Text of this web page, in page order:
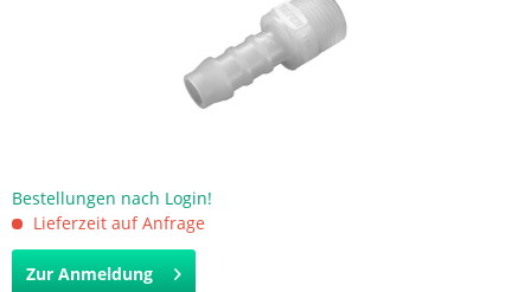
Bestellungen nach Login!
Lieferzeit auf Anfrage
Zur Anmeldung